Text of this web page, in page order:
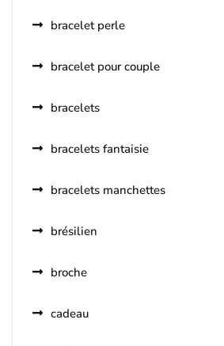
bracelet perle
bracelet pour couple
bracelets
bracelets fantaisie
bracelets manchettes
brésilien
broche
cadeau